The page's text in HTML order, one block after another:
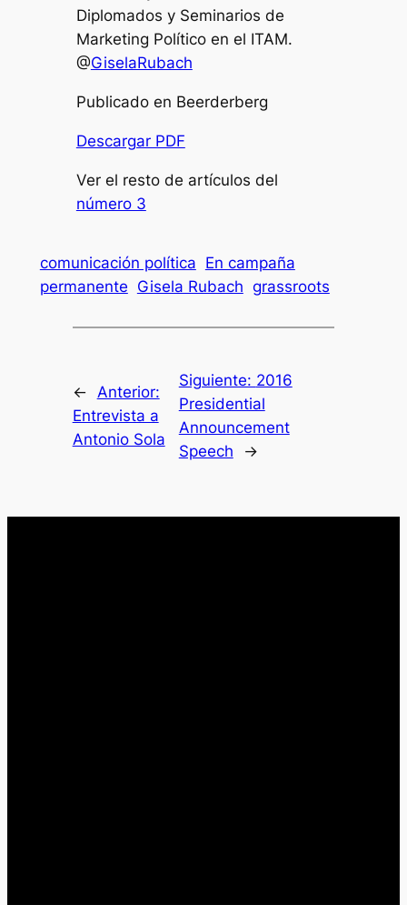
Diplomados y Seminarios de
Marketing Político en el ITAM.
@GiselaRubach
Publicado en Beerderberg
Descargar PDF
Ver el resto de artículos del
número 3
comunicación política En campaña
permanente Gisela Rubach grassroots
← Anterior:
Entrevista a
Antonio Sola
Siguiente: 2016
Presidential
Announcement
Speech
→